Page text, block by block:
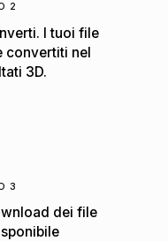
2
I tuoi file
convertiti nel
3D.
3
dei file